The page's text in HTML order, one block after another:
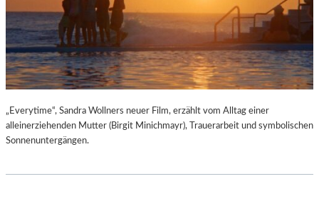
„Everytime“, Sandra Wollners neuer Film, erzählt vom Alltag einer
alleinerziehenden Mutter (Birgit Minichmayr), Trauerarbeit und symbolischen
Sonnenuntergängen.